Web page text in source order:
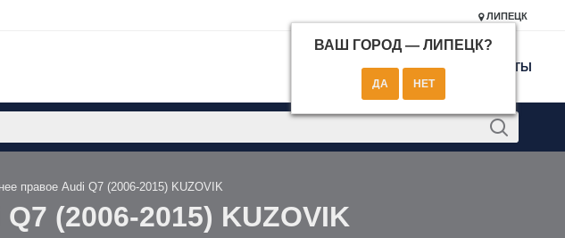
ЛИПЕЦК
ВАШ ГОРОД — ЛИПЕЦК?
КОНТАКТЫ
правое Audi Q7 (2006-2015) KUZOVIK
(2006-2015) KUZOVIK